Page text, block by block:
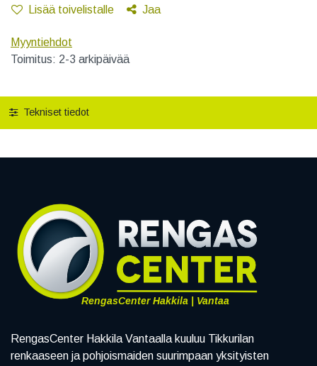
Lisää toivelistalle Jaa
Myyntiehdot
Toimitus: 2-3 arkipäivää
Tekniset tiedot
RengasCenter Hakkila | Vantaa
RengasCenter Hakkila Vantaalla kuuluu Tikkurilan
renkaaseen ja pohjoismaiden suurimpaan yksityisten